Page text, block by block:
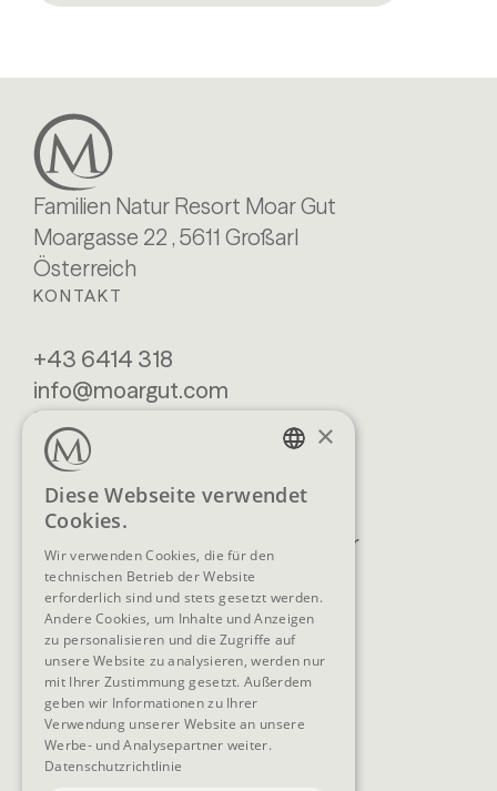
Familien Natur Resort Moar Gut
Moargasse 22 , 5611 Großarl
Österreich
KONTAKT
+43 6414 318
info@moargut.com
SERVICES
Lage & Anreise
Blog
FAQ
Buchen
Anfragen
Newsletter
AGB
SOCIAL MEDIA
×
Diese Webseite verwendet
Cookies.
Wir verwenden Cookies, die für den
technischen Betrieb der Website
erforderlich sind und stets gesetzt werden.
Andere Cookies, um Inhalte und Anzeigen
zu personalisieren und die Zugriffe auf
unsere Website zu analysieren, werden nur
mit Ihrer Zustimmung gesetzt. Außerdem
geben wir Informationen zu Ihrer
Verwendung unserer Website an unsere
Werbe- und Analysepartner weiter.
Datenschutzrichtlinie